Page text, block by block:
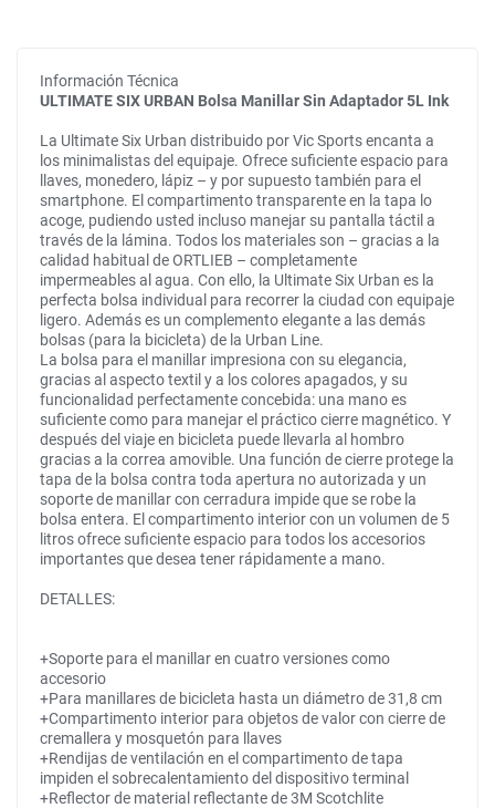
Información Técnica
ULTIMATE SIX URBAN Bolsa Manillar Sin Adaptador 5L Ink
La Ultimate Six Urban distribuido por Vic Sports encanta a
los minimalistas del equipaje. Ofrece suficiente espacio para
llaves, monedero, lápiz – y por supuesto también para el
smartphone. El compartimento transparente en la tapa lo
acoge, pudiendo usted incluso manejar su pantalla táctil a
través de la lámina. Todos los materiales son – gracias a la
calidad habitual de ORTLIEB – completamente
impermeables al agua. Con ello, la Ultimate Six Urban es la
perfecta bolsa individual para recorrer la ciudad con equipaje
ligero. Además es un complemento elegante a las demás
bolsas (para la bicicleta) de la Urban Line.
La bolsa para el manillar impresiona con su elegancia,
gracias al aspecto textil y a los colores apagados, y su
funcionalidad perfectamente concebida: una mano es
suficiente como para manejar el práctico cierre magnético. Y
después del viaje en bicicleta puede llevarla al hombro
gracias a la correa amovible. Una función de cierre protege la
tapa de la bolsa contra toda apertura no autorizada y un
soporte de manillar con cerradura impide que se robe la
bolsa entera. El compartimento interior con un volumen de 5
litros ofrece suficiente espacio para todos los accesorios
importantes que desea tener rápidamente a mano.
DETALLES:
+Soporte para el manillar en cuatro versiones como
accesorio
+Para manillares de bicicleta hasta un diámetro de 31,8 cm
+Compartimento interior para objetos de valor con cierre de
cremallera y mosquetón para llaves
+Rendijas de ventilación en el compartimento de tapa
impiden el sobrecalentamiento del dispositivo terminal
+Reflector de material reflectante de 3M Scotchlite